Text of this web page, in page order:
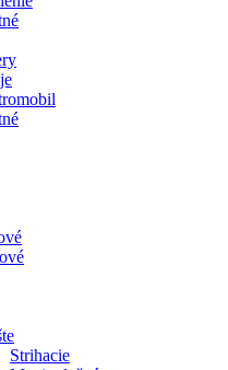
Strihacie